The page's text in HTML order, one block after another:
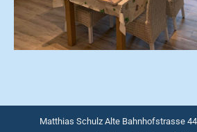
Matthias Schulz Alte Bahnhofstrasse